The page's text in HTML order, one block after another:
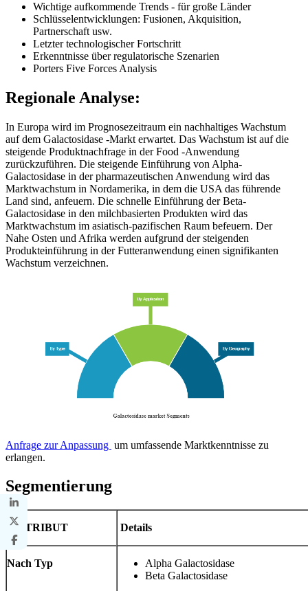
Wichtige aufkommende Trends - für große Länder
Schlüsselentwicklungen: Fusionen, Akquisition,
Partnerschaft usw.
Letzter technologischer Fortschritt
Erkenntnisse über regulatorische Szenarien
Porters Five Forces Analysis
Regionale Analyse:
In Europa wird im Prognosezeitraum ein nachhaltiges Wachstum
auf dem Galactosidase -Markt erwartet. Das Wachstum ist auf die
steigende Produktnachfrage in der Food -Anwendung
zurückzuführen. Die steigende Einführung von Alpha-
Galactosidase in der pharmazeutischen Anwendung wird das
Marktwachstum in Nordamerika, in dem die USA das führende
Land sind, anfeuern. Die schnelle Einführung der Beta-
Galactosidase in den milchbasierten Produkten wird das
Marktwachstum im asiatisch-pazifischen Raum befeuern. Der
Nahe Osten und Afrika werden aufgrund der steigenden
Produkteinführung in der Futteranwendung einen signifikanten
Wachstum verzeichnen.
Anfrage zur Anpassung um umfassende Marktkenntnisse zu
erlangen.
Segmentierung
ATTRIBUT Details
Nach Typ
Alpha Galactosidase
Beta Galactosidase